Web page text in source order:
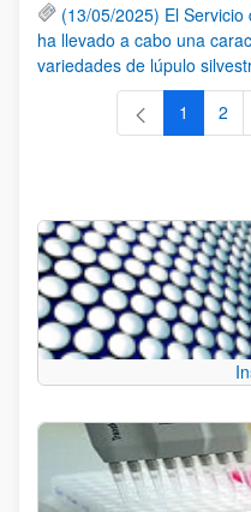
(13/05/2025) El
ha llevado a cabo una
variedades de lúpulo
Página
1 2